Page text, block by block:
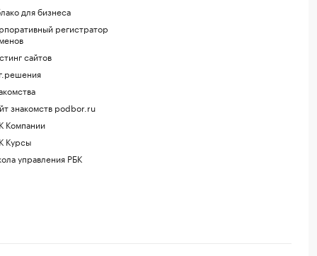
для бизнеса
регистратор
сайтов
знакомств podbor.ru
Компании
Курсы
управления РБК